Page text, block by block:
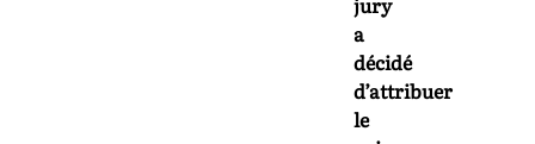
a
décidé
d’attribuer
le